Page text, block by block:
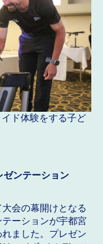
ド体験をする子ど
ンテーション
会の幕開けとなる
ーションが宇都宮
ました。プレゼン